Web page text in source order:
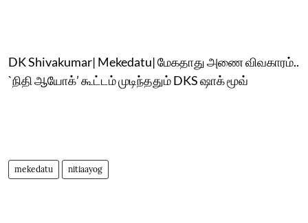
DK Shivakumar| Mekedatu| மேகதாது அணை விவகாரம்..
`நிதி ஆயோக்’ கூட்டம் முடிந்ததும் DKS ஷாக் மூவ்
mekedatu nitiaayog